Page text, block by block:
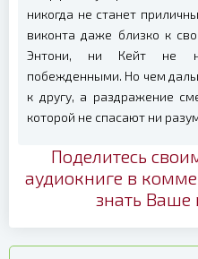
никогда не станет
виконта даже близко к
Энтони, ни Кейт не
побежденными. Но чем
к другу, а раздражение
которой не спасают ни
Поделитесь
аудиокниге в
знать Ваше